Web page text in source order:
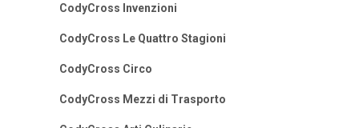
CodyCross Invenzioni
CodyCross Le Quattro Stagioni
CodyCross Circo
CodyCross Mezzi di Trasporto